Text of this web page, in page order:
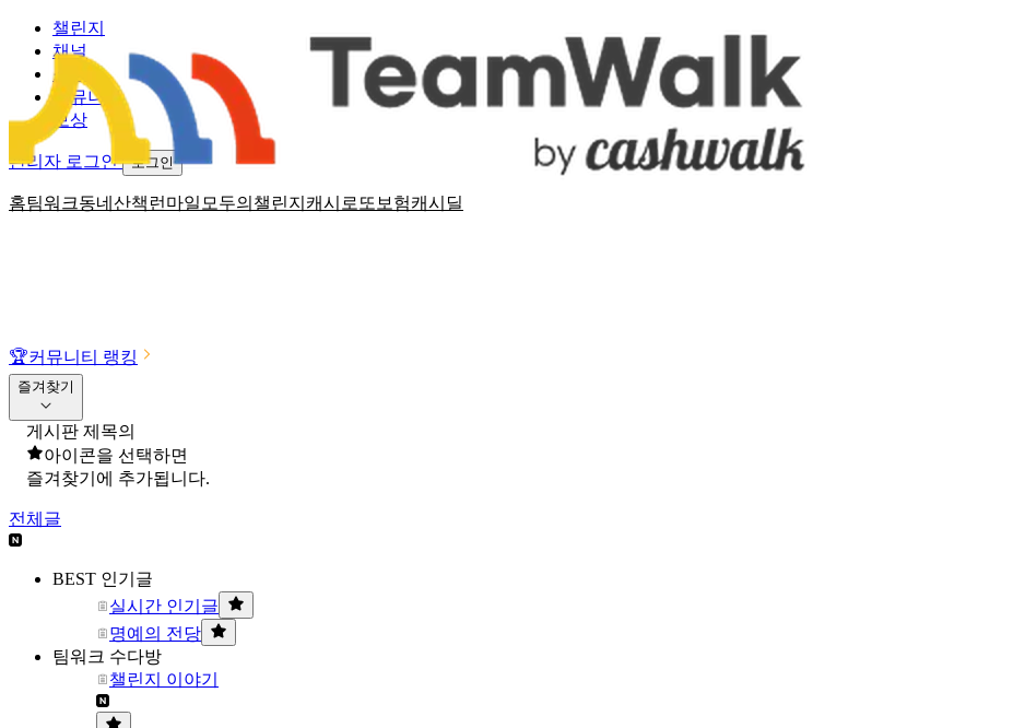
홈팀워크동네산책 런마일 모두의챌린지 캐시로또 보험캐시딜
챌린지
채널
소식
커뮤니티
보상
관리자 로그인 로그인
🏆커뮤니티 랭킹
즐겨찾기
게시판 제목의
아이콘을 선택하면
즐겨찾기에 추가됩니다.
전체글
BEST 인기글
실시간 인기글
명예의 전당
팀워크 수다방
챌린지 이야기